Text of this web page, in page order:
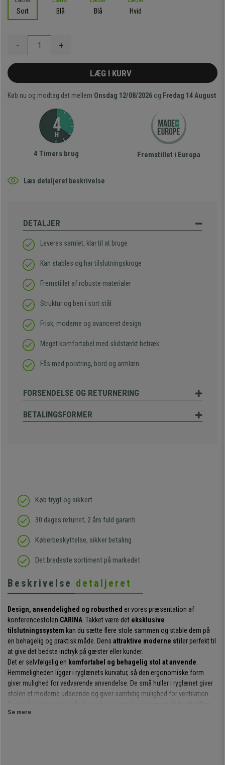
Sort Blå Blå Hvid
- +
LÆG I KURV
Køb nu og modtag det mellem Onsdag 12/08/2026 og Fredag 14 August
4 Timers brug Fremstillet i Europa
Læs detaljeret beskrivelse
DETALJER
Leveres samlet, klar til at bruge
Kan stables og har tilslutningskroge
Fremstillet af robuste materialer
Struktur og ben i sort stål
Frisk, moderne og avanceret design
Meget komfortabel med slidstærkt betræk
Fås med polstring, bord og armlæn
FORSENDELSE OG RETURNERING
BETALINGSFORMER
Køb trygt og sikkert
30 dages returret, 2 års fuld garanti
Køberbeskyttelse, sikker betaling
Det bredeste sortiment på markedet
Beskrivelse detaljeret
Design, anvendelighed og robusthed er vores præsentation af
konferencestolen CARINA . Takket være det eksklusive
tilslutningssystem kan du sætte flere stole sammen og stable dem på
en behagelig og praktisk måde. Dens attraktive moderne stil er perfekt til
at give det bedste indtryk på gæster eller kunder.
Det er selvfølgelig en komfortabel og behagelig stol at anvende
Hemmeligheden ligger i ryglænets kurvatur, så den ergonomiske form
giver mulighed for vedvarende anvendelse. De små huller i ryglænet giver
stolen et moderne udseende og giver samtidig mulighed for ventilation.
størrelser af brugere
Se mere